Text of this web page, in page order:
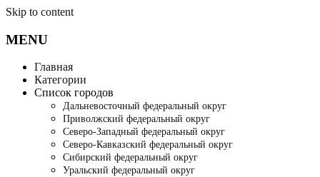
Skip to content
MENU
Главная
Категории
Список городов
Дальневосточный федеральный округ
Приволжский федеральный округ
Северо-Западный федеральный округ
Северо-Кавказский федеральный округ
Сибирский федеральный округ
Уральский федеральный округ